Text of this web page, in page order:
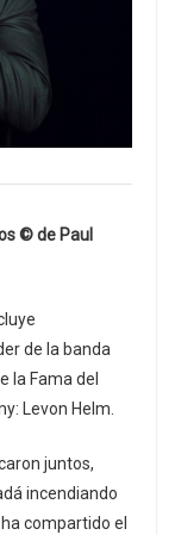
© de Paul
de la banda
la Fama del
Levon Helm.
juntos,
incendiando
compartido el